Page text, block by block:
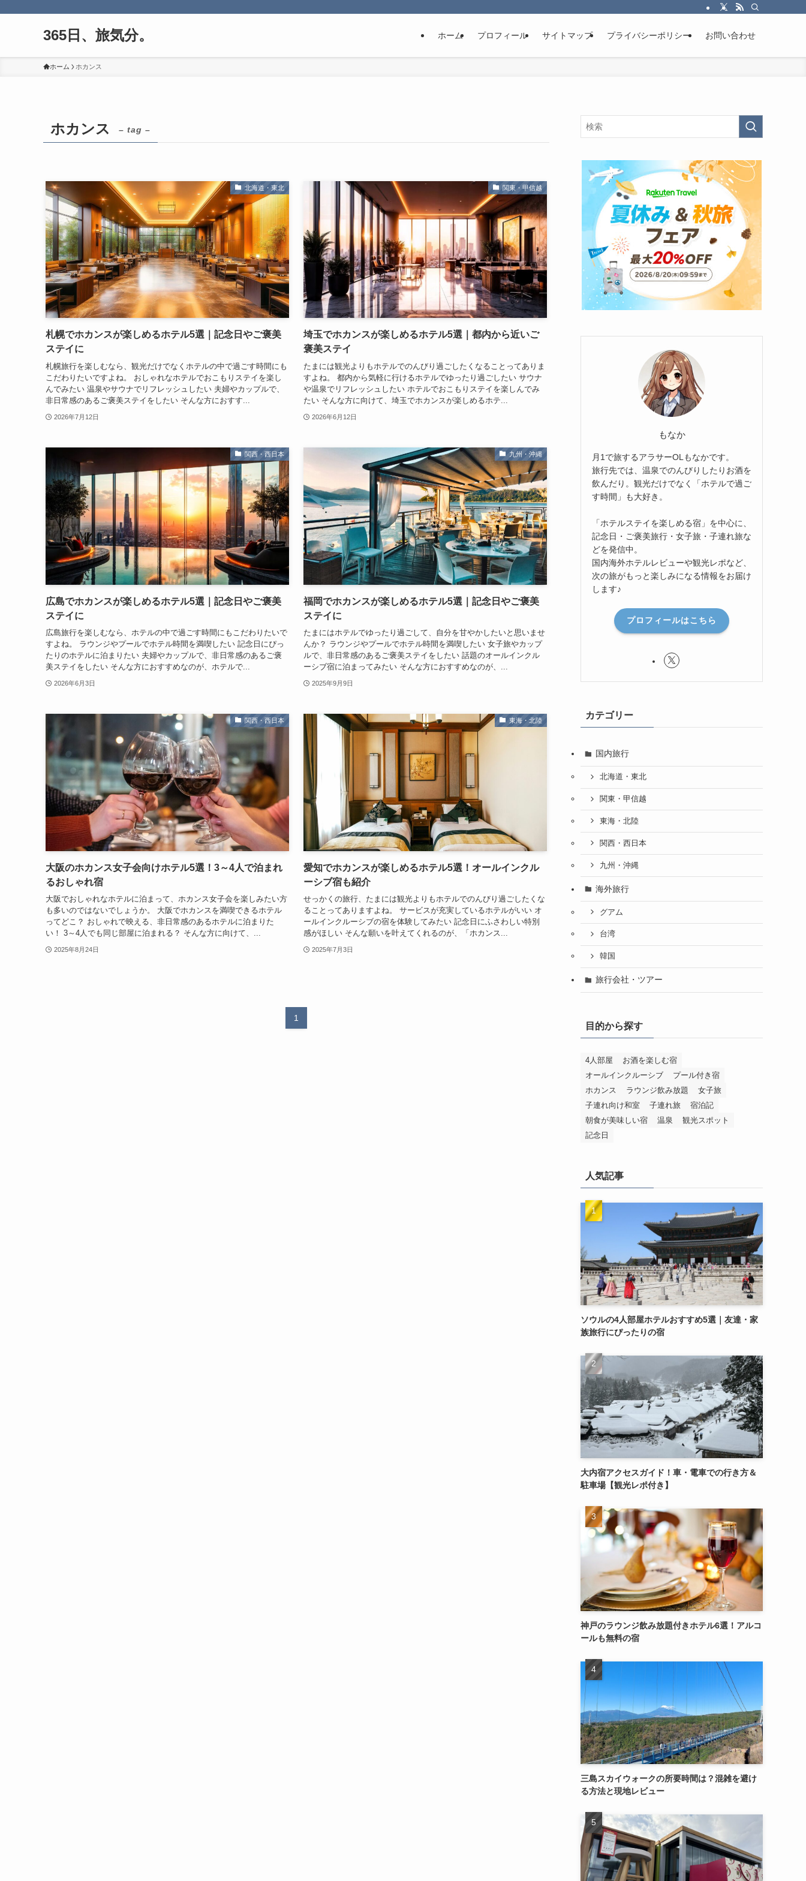
365日、旅気分。 ホーム プロフィール サイトマップ プライバシーポリシー お問い合わせ
ホーム ホカンス
ホカンス – tag –
北海道・東北
札幌でホカンスが楽しめるホテル5選｜記念日やご褒美
ステイに
札幌旅行を楽しむなら、観光だけでなくホテルの中で過ごす時間にも
こだわりたいですよね。 おしゃれなホテルでおこもりステイを楽し
んでみたい 温泉やサウナでリフレッシュしたい 夫婦やカップルで、
非日常感のあるご褒美ステイをしたい そんな方におすす...
2026年7月12日
関東・甲信越
埼玉でホカンスが楽しめるホテル5選｜都内から近いご
褒美ステイ
たまには観光よりもホテルでのんびり過ごしたくなることってありま
すよね。 都内から気軽に行けるホテルでゆったり過ごしたい サウナ
や温泉でリフレッシュしたい ホテルでおこもりステイを楽しんでみ
たい そんな方に向けて、埼玉でホカンスが楽しめるホテ...
2026年6月12日
関西・西日本
広島でホカンスが楽しめるホテル5選｜記念日やご褒美
ステイに
広島旅行を楽しむなら、ホテルの中で過ごす時間にもこだわりたいで
すよね。 ラウンジやプールでホテル時間を満喫したい 記念日にぴっ
たりのホテルに泊まりたい 夫婦やカップルで、非日常感のあるご褒
美ステイをしたい そんな方におすすめなのが、ホテルで...
2026年6月3日
九州・沖縄
福岡でホカンスが楽しめるホテル5選｜記念日やご褒美
ステイに
たまにはホテルでゆったり過ごして、自分を甘やかしたいと思いませ
んか？ ラウンジやプールでホテル時間を満喫したい 女子旅やカップ
ルで、非日常感のあるご褒美ステイをしたい 話題のオールインクル
ーシブ宿に泊まってみたい そんな方におすすめなのが、...
2025年9月9日
関西・西日本
大阪のホカンス女子会向けホテル5選！3～4人で泊まれ
るおしゃれ宿
大阪でおしゃれなホテルに泊まって、ホカンス女子会を楽しみたい方
も多いのではないでしょうか。 大阪でホカンスを満喫できるホテル
ってどこ？ おしゃれで映える、非日常感のあるホテルに泊まりた
い！ 3～4人でも同じ部屋に泊まれる？ そんな方に向けて、...
2025年8月24日
東海・北陸
愛知でホカンスが楽しめるホテル5選！オールインクル
ーシブ宿も紹介
せっかくの旅行、たまには観光よりもホテルでのんびり過ごしたくな
ることってありますよね。 サービスが充実しているホテルがいい オ
ールインクルーシブの宿を体験してみたい 記念日にふさわしい特別
感がほしい そんな願いを叶えてくれるのが、「ホカンス...
2025年7月3日
1
もなか
月1で旅するアラサーOLもなかです。
旅行先では、温泉でのんびりしたりお酒を
飲んだり。観光だけでなく「ホテルで過ご
す時間」も大好き。
「ホテルステイを楽しめる宿」を中心に、
記念日・ご褒美旅行・女子旅・子連れ旅な
どを発信中。
国内海外ホテルレビューや観光レポなど、
次の旅がもっと楽しみになる情報をお届け
します♪
プロフィールはこちら
カテゴリー
国内旅行
北海道・東北
関東・甲信越
東海・北陸
関西・西日本
九州・沖縄
海外旅行
グアム
台湾
韓国
旅行会社・ツアー
目的から探す
4人部屋
お酒を楽しむ宿
オールインクルーシブ
プール付き宿
ホカンス
ラウンジ飲み放題
女子旅
子連れ向け和室
子連れ旅
宿泊記
朝食が美味しい宿
温泉
観光スポット
記念日
人気記事
ソウルの4人部屋ホテルおすすめ5選｜友達・家
族旅行にぴったりの宿
大内宿アクセスガイド！車・電車での行き方＆
駐車場【観光レポ付き】
神戸のラウンジ飲み放題付きホテル6選！アルコ
ールも無料の宿
三島スカイウォークの所要時間は？混雑を避け
る方法と現地レビュー